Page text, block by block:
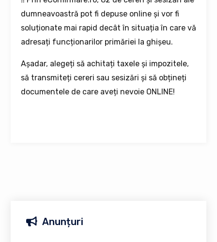
dumneavoastră pot fi depuse online și vor fi
soluționate mai rapid decât în situația în care vă
adresați funcționarilor primăriei la ghișeu.
Așadar, alegeți să achitați taxele și impozitele,
să transmiteți cereri sau sesizări și să obțineți
documentele de care aveți nevoie ONLINE!
Anunțuri